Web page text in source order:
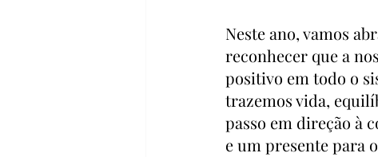
Neste ano, vamos
reconhecer que a
positivo em todo o
trazemos vida,
passo em direção à
e um presente para